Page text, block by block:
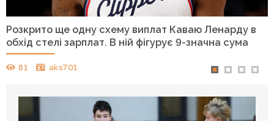
Розкрито ще одну схему виплат Каваю Ленарду в
обхід стелі зарплат. В ній фігурує 9-значна сума
81 aks701